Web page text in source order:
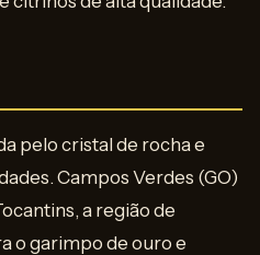
pelo cristal de rocha e
Campos Verdes (GO)
a região de
o garimpo de ouro e